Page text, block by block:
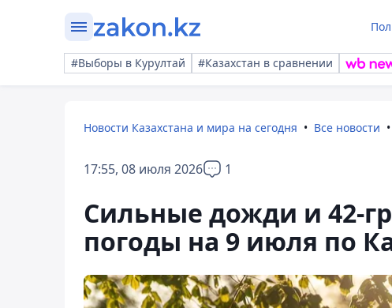
#Выборы в Курултай #Казахстан в сравнении
Новости Казахстана и мира на сегодня Все новости
17:55, 08 июля 2026 1
Сильные дожди и 42-
погоды на 9 июля по